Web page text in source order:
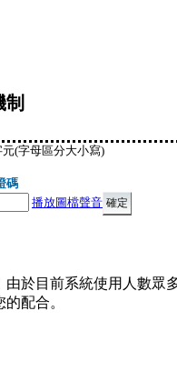
(字母區分大小寫)
碼
播放圖檔聲音
由於目前系統使用人數眾
配合。